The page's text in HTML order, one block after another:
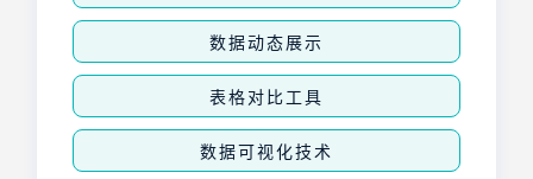
数据动态展示
表格对比工具
数据可视化技术